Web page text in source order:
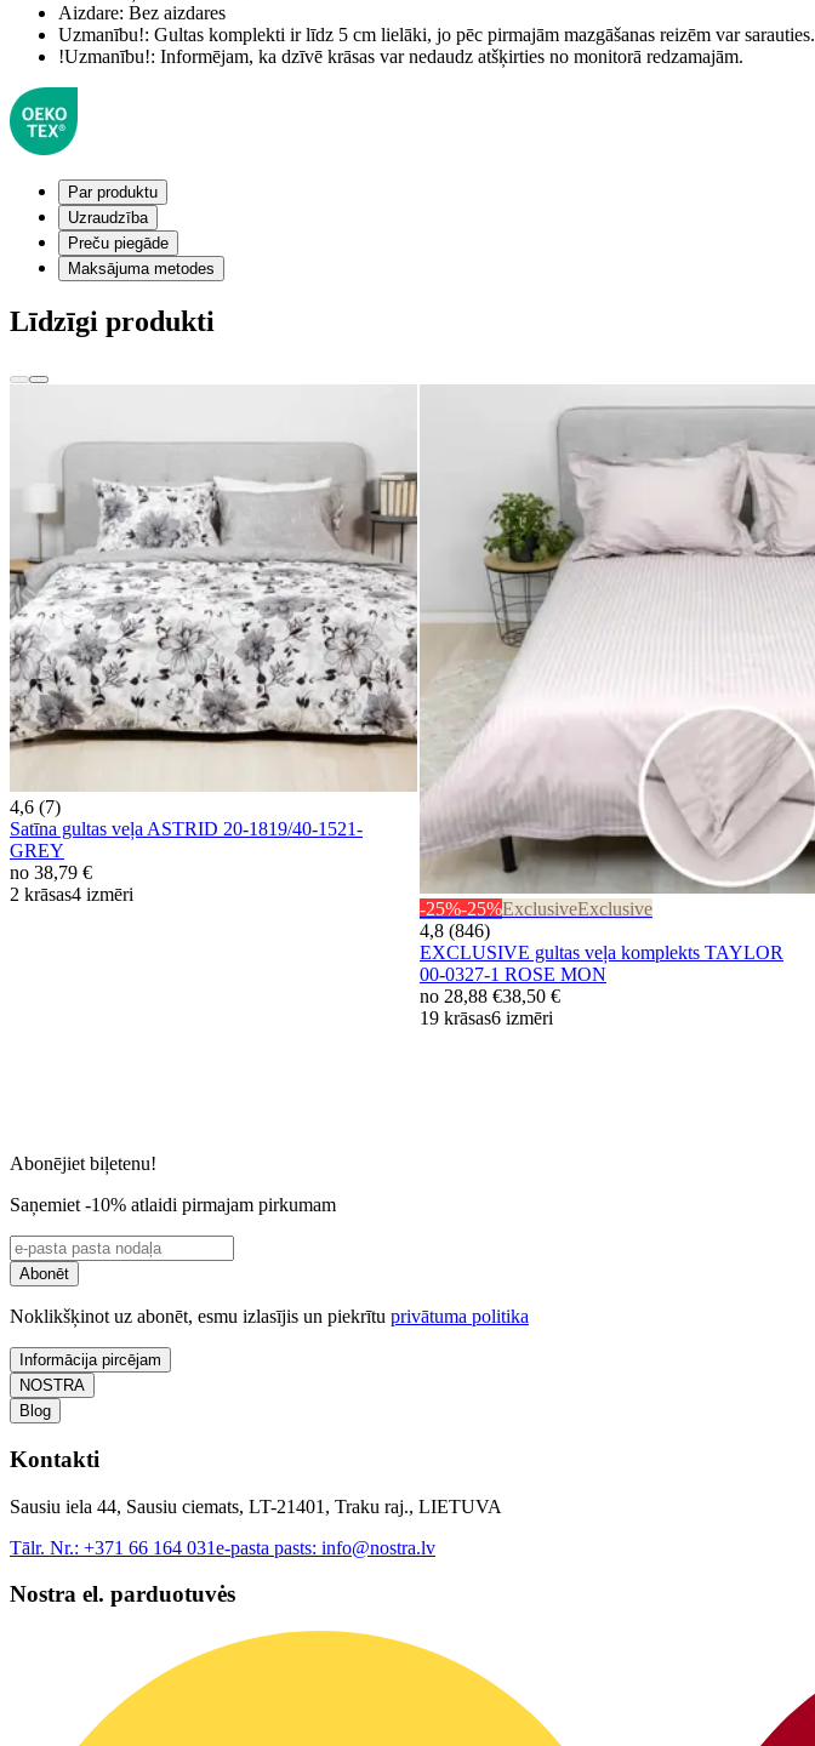
Aizdare: Bez aizdares
Uzmanību!: Gultas komplekti ir līdz 5 cm lielāki, jo pēc pirmajām mazgāšanas reizēm var sarauties.
!Uzmanību!: Informējam, ka dzīvē krāsas var nedaudz atšķirties no monitorā redzamajām.
Par produktu
Uzraudzība
Preču piegāde
Maksājuma metodes
Līdzīgi produkti
4,6 (7)
Satīna gultas veļa ASTRID 20-1819/40-1521-
GREY
no 38,79 €
2 krāsas4 izmēri
-25%-25%ExclusiveExclusive
4,8 (846)
EXCLUSIVE gultas veļa komplekts TAYLOR
00-0327-1 ROSE MON
no 28,88 €38,50 €
19 krāsas6 izmēri
Abonējiet biļetenu!
Saņemiet -10% atlaidi pirmajam pirkumam
Abonēt
Noklikšķinot uz abonēt, esmu izlasījis un piekrītu privātuma politika
Informācija pircējam
NOSTRA
Blog
Kontakti
Sausiu iela 44, Sausiu ciemats, LT-21401, Traku raj., LIETUVA
Tālr. Nr.: +371 66 164 031e-pasta pasts: info@nostra.lv
Nostra el. parduotuvės